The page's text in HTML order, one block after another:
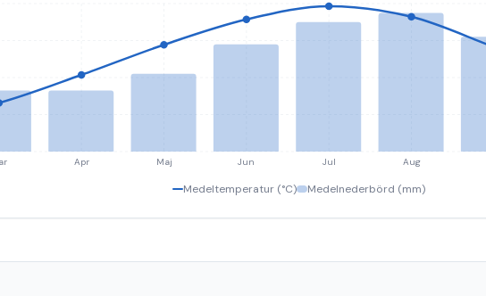
Apr Maj Jun Jul Aug
Medeltemperatur (°C) Medelnederbörd (mm)